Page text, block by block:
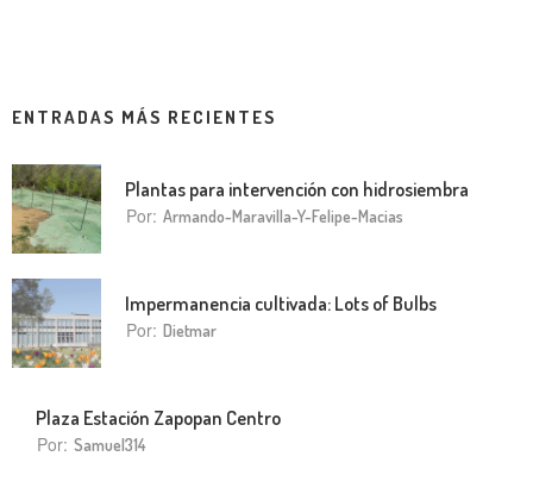
ENTRADAS MÁS RECIENTES
Plantas para intervención con hidrosiembra
Por: Armando-Maravilla-Y-Felipe-Macias
Impermanencia cultivada: Lots of Bulbs
Por: Dietmar
Plaza Estación Zapopan Centro
Por: Samuel314